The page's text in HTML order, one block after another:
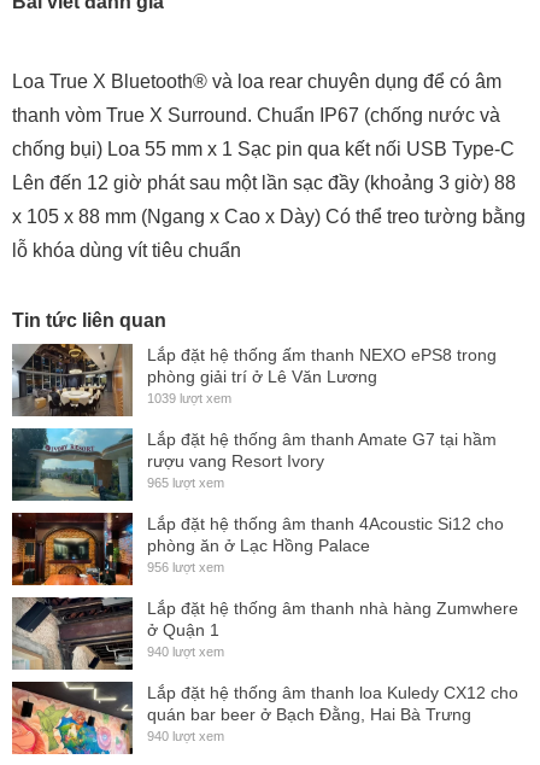
Loa True X Bluetooth® và loa rear chuyên dụng để có âm
thanh vòm True X Surround. Chuẩn IP67 (chống nước và
chống bụi) Loa 55 mm x 1 Sạc pin qua kết nối USB Type-C
Lên đến 12 giờ phát sau một lần sạc đầy (khoảng 3 giờ) 88
x 105 x 88 mm (Ngang x Cao x Dày) Có thể treo tường bằng
lỗ khóa dùng vít tiêu chuẩn
Tin tức liên quan
Lắp đặt hệ thống ấm thanh NEXO ePS8 trong
phòng giải trí ở Lê Văn Lương
1039 lượt xem
Lắp đặt hệ thống âm thanh Amate G7 tại hầm
rượu vang Resort Ivory
965 lượt xem
Lắp đặt hệ thống âm thanh 4Acoustic Si12 cho
phòng ăn ở Lạc Hồng Palace
956 lượt xem
Lắp đặt hệ thống âm thanh nhà hàng Zumwhere
ở Quận 1
940 lượt xem
Lắp đặt hệ thống âm thanh loa Kuledy CX12 cho
quán bar beer ở Bạch Đằng, Hai Bà Trưng
940 lượt xem